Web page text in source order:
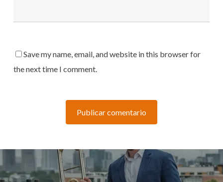
Save my name, email, and website in this browser for
the next time I comment.